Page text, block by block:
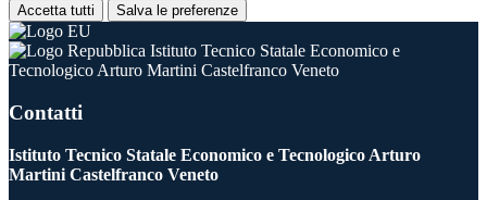
Accetta tutti Salva le preferenze
Istituto Tecnico Statale Economico e
Tecnologico Arturo Martini Castelfranco Veneto
Contatti
Istituto Tecnico Statale Economico e Tecnologico Arturo
Martini Castelfranco Veneto